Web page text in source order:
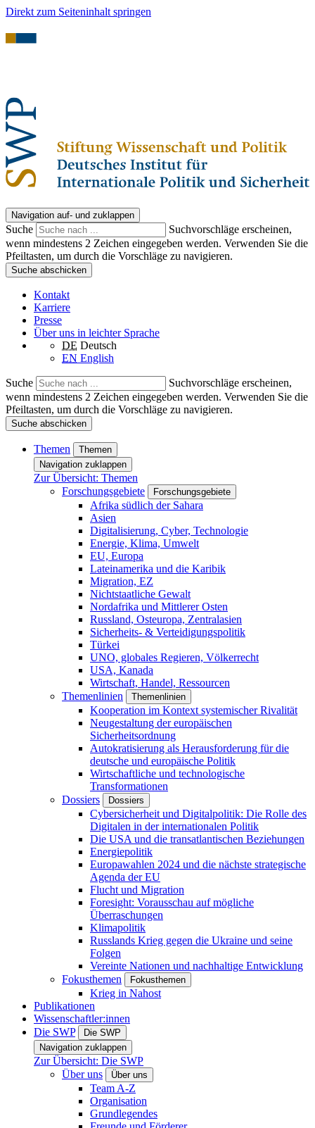
Direkt zum Seiteninhalt springen
Navigation auf- und zuklappen
Suche
Suchvorschläge erscheinen,
wenn mindestens 2 Zeichen eingegeben werden. Verwenden Sie die
Pfeiltasten, um durch die Vorschläge zu navigieren.
Suche abschicken
Kontakt
Karriere
Presse
Über uns in leichter Sprache
DE Deutsch
EN English
Suche
Suchvorschläge erscheinen,
wenn mindestens 2 Zeichen eingegeben werden. Verwenden Sie die
Pfeiltasten, um durch die Vorschläge zu navigieren.
Suche abschicken
Themen
Themen
Navigation zuklappen
Zur Übersicht: Themen
Forschungsgebiete
Forschungsgebiete
Afrika südlich der Sahara
Asien
Digitalisierung, Cyber, Technologie
Energie, Klima, Umwelt
EU, Europa
Lateinamerika und die Karibik
Migration, EZ
Nichtstaatliche Gewalt
Nordafrika und Mittlerer Osten
Russland, Osteuropa, Zentralasien
Sicherheits- & Verteidigungspolitik
Türkei
UNO, globales Regieren, Völkerrecht
USA, Kanada
Wirtschaft, Handel, Ressourcen
Themenlinien
Themenlinien
Kooperation im Kontext systemischer Rivalität
Neugestaltung der europäischen
Sicherheitsordnung
Autokratisierung als Herausforderung für die
deutsche und europäische Politik
Wirtschaftliche und technologische
Transformationen
Dossiers
Dossiers
Cybersicherheit und Digitalpolitik: Die Rolle des
Digitalen in der internationalen Politik
Die USA und die transatlantischen Beziehungen
Energiepolitik
Europawahlen 2024 und die nächste strategische
Agenda der EU
Flucht und Migration
Foresight: Vorausschau auf mögliche
Überraschungen
Klimapolitik
Russlands Krieg gegen die Ukraine und seine
Folgen
Vereinte Nationen und nachhaltige Entwicklung
Fokusthemen
Fokusthemen
Krieg in Nahost
Publikationen
Wissenschaftler:innen
Die SWP
Die SWP
Navigation zuklappen
Zur Übersicht: Die SWP
Über uns
Über uns
Team A-Z
Organisation
Grundlegendes